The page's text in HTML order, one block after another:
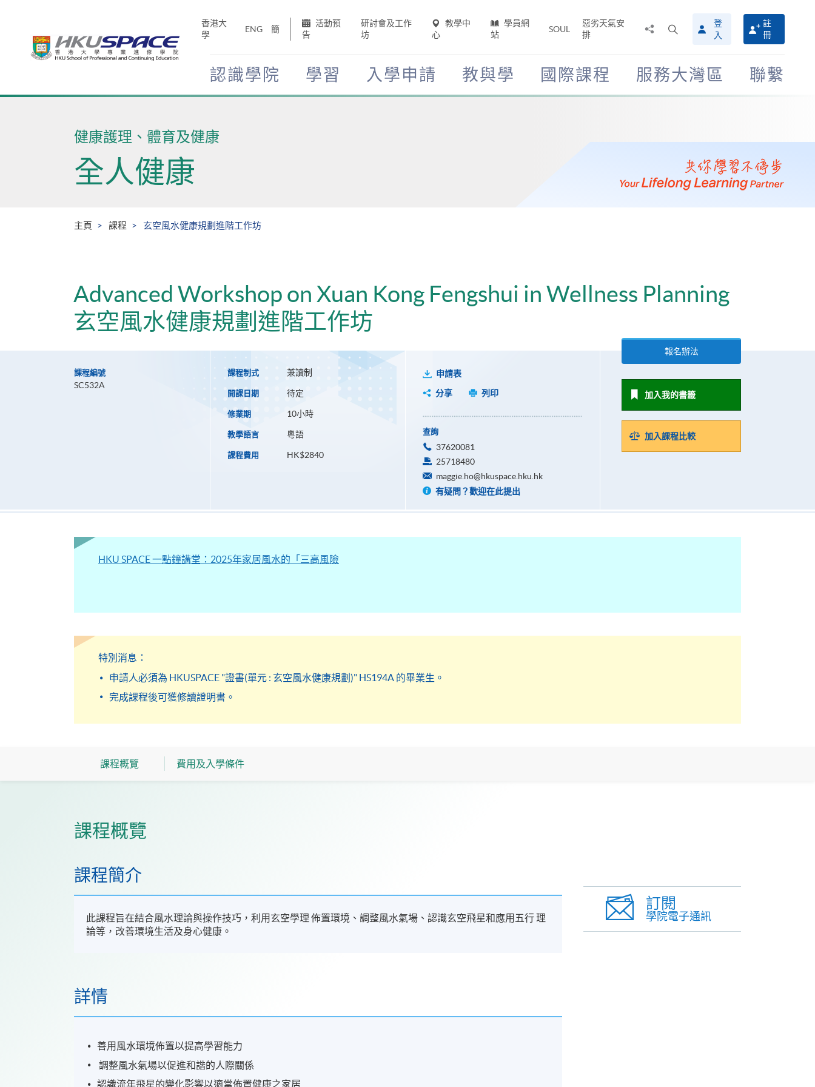
香港大
學
ENG 簡
活動預
告
研討會及工作
坊
教學中
心
學員網
站
SOUL
惡劣天氣安
排
搜
尋
介
面
登
入
註
冊
認識學院 學習 入學申請 教與學 國際課程 服務大灣區 聯繫
Main
健康護理、體育及健康
全人健康
主頁 課程 玄空風水健康規劃進階工作坊
Advanced Workshop on Xuan Kong Fengshui in Wellness Planning
玄空風水健康規劃進階工作坊
課程編號
SC532A
課程制式 兼讀制
開課日期 待定
修業期 10小時
教學語言 粵語
課程費用 HK$2840
申請表
分享
列印
查詢
37620081
25718480
maggie.ho@hkuspace.hku.hk
有疑問？歡迎在此提出
報名辦法
加入我的書籤
加入課程比較
HKU SPACE 一點鐘講堂：2025年家居風水的「三高風險
特別消息：
申請人必須為 HKUSPACE "證書(單元 : 玄空風水健康規劃)" HS194A 的畢業生。
完成課程後可獲修讀證明書。
課程概覽 費用及入學條件
課程概覽
課程簡介
此課程旨在結合風水理論與操作技巧，利用玄空學理 佈置環境、調整風水氣場、認識玄空飛星和應用五行 理
論等，改善環境生活及身心健康。
詳情
善用風水環境佈置以提高學習能力
調整風水氣場以促進和諧的人際關係
認識流年飛星的變化影響以適當佈置健康之家居
訂閱
學院電子通訊